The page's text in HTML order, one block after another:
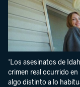
'Los asesinatos de
crimen real ocurrido
algo distinto a lo